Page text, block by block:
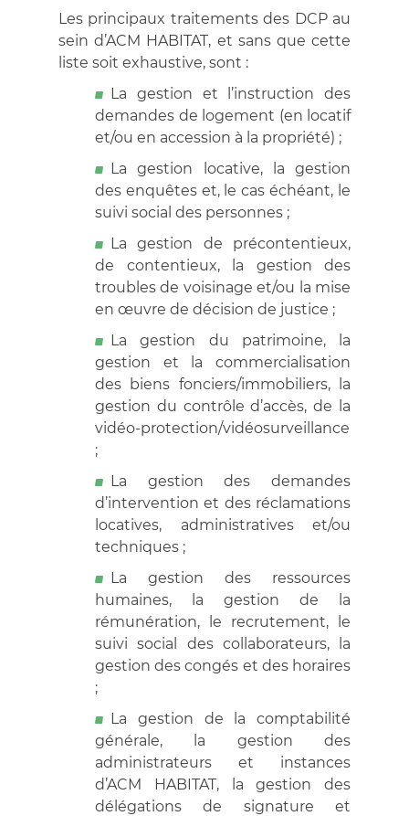
Les principaux traitements des DCP au
sein d’ACM HABITAT, et sans que cette
liste soit exhaustive, sont :
La gestion et l’instruction des
demandes de logement (en locatif
et/ou en accession à la propriété) ;
La gestion locative, la gestion
des enquêtes et, le cas échéant, le
suivi social des personnes ;
La gestion de précontentieux,
de contentieux, la gestion des
troubles de voisinage et/ou la mise
en œuvre de décision de justice ;
La gestion du patrimoine, la
gestion et la commercialisation
des biens fonciers/immobiliers, la
gestion du contrôle d’accès, de la
vidéo-protection/vidéosurveillance
;
La gestion des demandes
d’intervention et des réclamations
locatives, administratives et/ou
techniques ;
La gestion des ressources
humaines, la gestion de la
rémunération, le recrutement, le
suivi social des collaborateurs, la
gestion des congés et des horaires
;
La gestion de la comptabilité
générale, la gestion des
administrateurs et instances
d’ACM HABITAT, la gestion des
délégations de signature et